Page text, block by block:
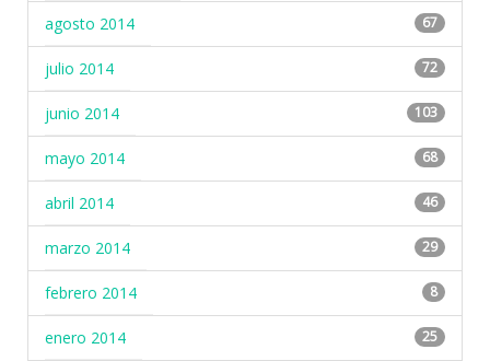
agosto 2014 67
julio 2014 72
junio 2014 103
mayo 2014 68
abril 2014 46
marzo 2014 29
febrero 2014 8
enero 2014 25